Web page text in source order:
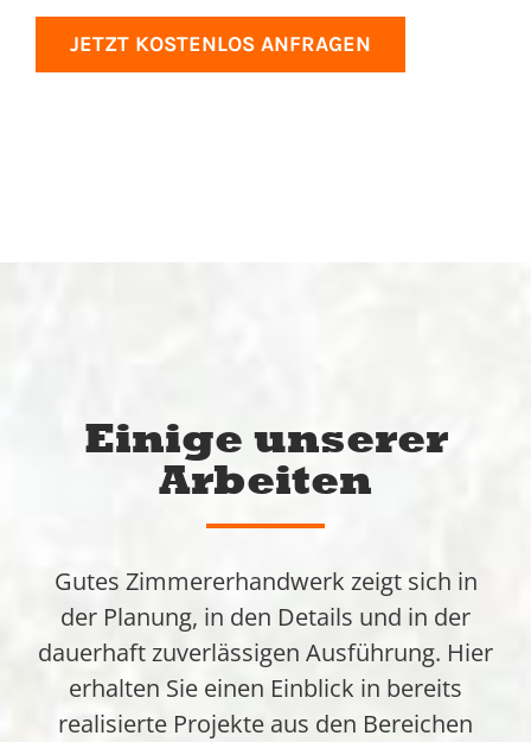
JETZT KOSTENLOS ANFRAGEN
Einige unserer
Arbeiten
Gutes Zimmererhandwerk zeigt sich in
der Planung, in den Details und in der
dauerhaft zuverlässigen Ausführung. Hier
erhalten Sie einen Einblick in bereits
realisierte Projekte aus den Bereichen